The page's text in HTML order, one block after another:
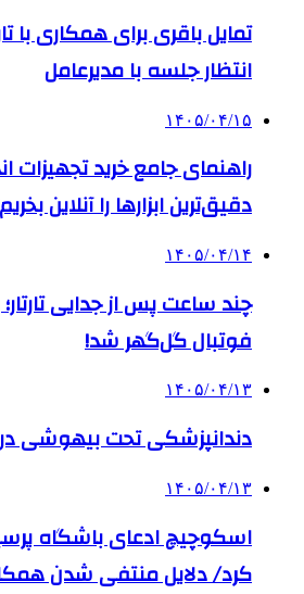
تمایل باقری برای همکاری با
انتظار جلسه با مدیرعامل
۱۴۰۵/۰۴/۱۵
راهنمای جامع خرید تجهیزات
دقیق‌ترین ابزارها را آنلاین
۱۴۰۵/۰۴/۱۴
چند ساعت پس از جدایی
فوتبال گل‌گهر شد!
۱۴۰۵/۰۴/۱۳
دندانپزشکی تحت بیهوشی
۱۴۰۵/۰۴/۱۳
اسکوچیچ ادعای باشگاه
کرد/ دلایل منتفی شدن